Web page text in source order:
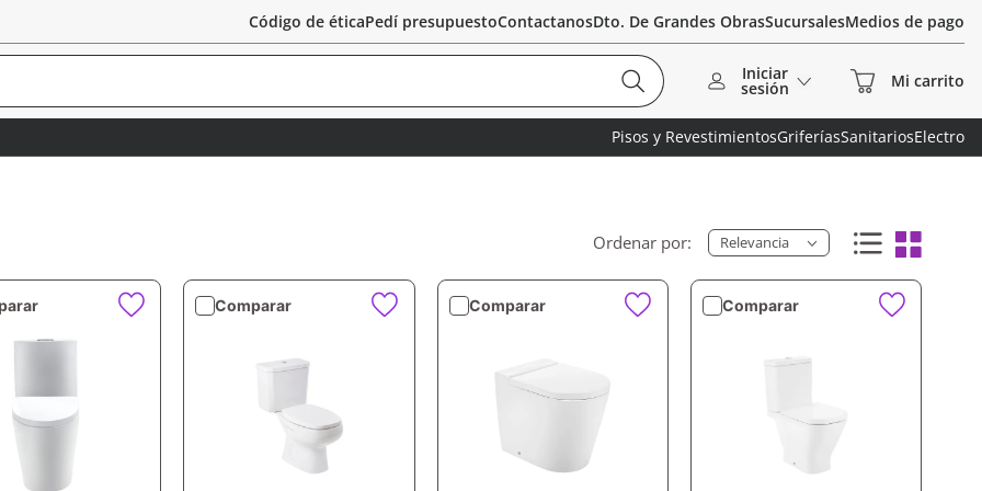
Código de éticaPedí presupuestoContactanosDto. De Grandes ObrasSucursalesMedios de pago
Iniciar
sesión
Pisos y RevestimientosGriferíasSanitariosElectro
Relevancia
Comparar
VISTA RÁPIDA
Comparar
VISTA RÁPIDA
Comparar
VISTA RÁPIDA